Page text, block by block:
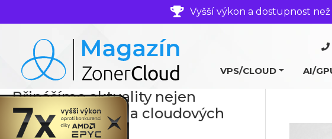
Vyšší výkon a dostupnost
VPS/CLOUD AI/
Přinášíme aktuality nejen
ze světa serverů a cloudových
technologií